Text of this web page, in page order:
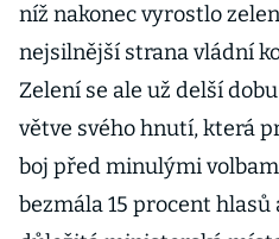
níž nakonec vyrostlo
nejsilnější strana vládní
Zelení se ale už delší
větve svého hnutí, která
boj před minulými
bezmála 15 procent hlasů